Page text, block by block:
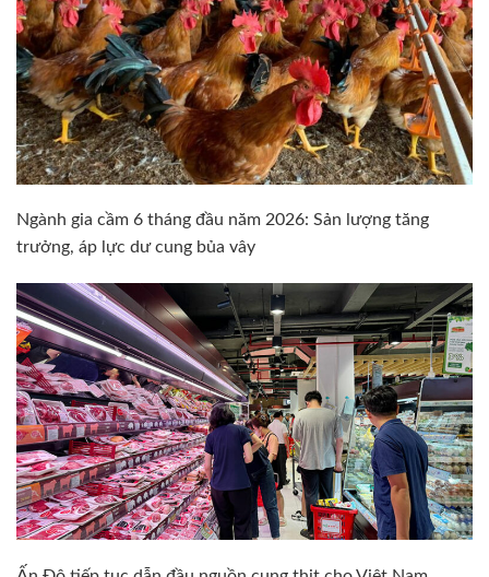
Ngành gia cầm 6 tháng đầu năm 2026: Sản lượng tăng
trưởng, áp lực dư cung bủa vây